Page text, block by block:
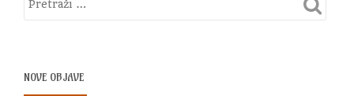
NOVE OBJAVE